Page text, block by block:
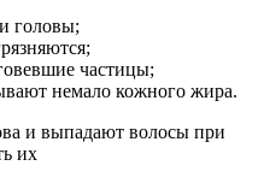
головы;
частицы;
немало кожного жира.
и выпадают волосы при
их